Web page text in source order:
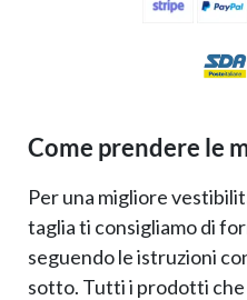
Come prendere le
Per una migliore
taglia ti consigliamo di
seguendo le istruzioni
sotto. Tutti i prodotti